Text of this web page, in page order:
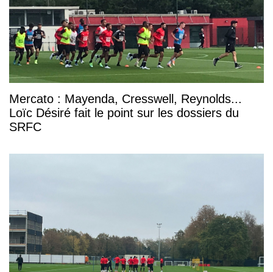
Mercato : Mayenda, Cresswell, Reynolds...
Loïc Désiré fait le point sur les dossiers du
SRFC